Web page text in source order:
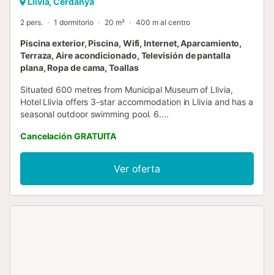
2 pers. 1 dormitorio 20 m² 400 m al centro
Piscina exterior, Piscina, Wifi, Internet, Aparcamiento,
Terraza, Aire acondicionado, Televisión de pantalla
plana, Ropa de cama, Toallas
Situated 600 metres from Municipal Museum of Llivia,
Hotel Llivia offers 3-star accommodation in Llivia and has a
seasonal outdoor swimming pool. 6....
Cancelación GRATUITA
Ver oferta